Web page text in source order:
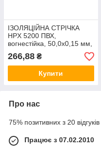
ІЗОЛЯЦІЙНА СТРІЧКА
HPX 5200 ПВХ,
вогнестійка, 50,0х0,15 мм,
рулон 33 м, чорний
266,88 ₴
Купити
Про нас
75% позитивних з 20 відгуків
Працює з 07.02.2010